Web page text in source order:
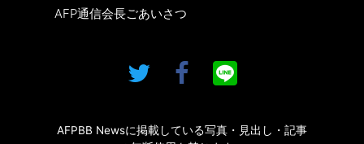
AFP通信会長ごあいさつ
AFPBB Newsに掲載している写真・見出し・記事